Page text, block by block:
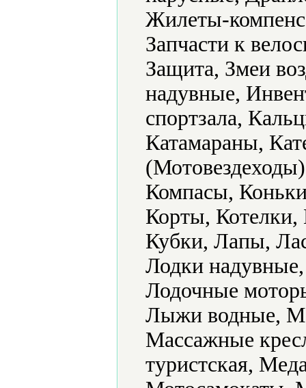
Жилеты-
Запчасти к
Защита, Змеи
надувные,
спортзала,
Катамараны,
Компасы,
Корты,
Кубки, Лапы,
Лодки
Лодочные
Лыжи водные,
Массажные
туристская,